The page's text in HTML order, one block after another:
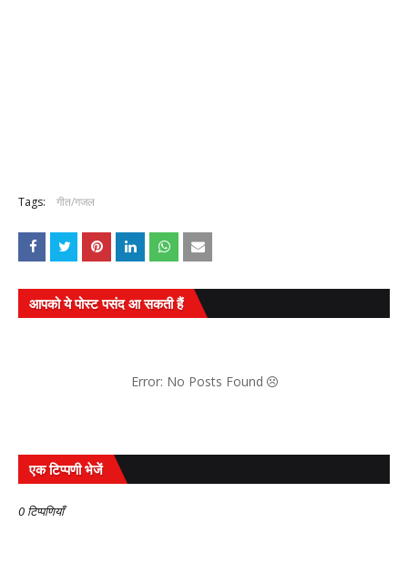
Tags: गीत/गजल
आपको ये पोस्ट पसंद आ सकती हैं
Error: No Posts Found
एक टिप्पणी भेजें
0 टिप्पणियाँ